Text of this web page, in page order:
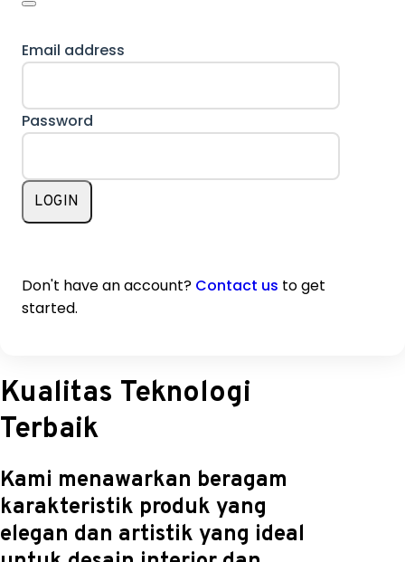
Email address
Password
LOGIN
Don't have an account? Contact us to get
started.
Kualitas Teknologi
Terbaik
Kami menawarkan beragam
karakteristik produk yang
elegan dan artistik yang ideal